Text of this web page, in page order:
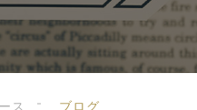
ス ブログ